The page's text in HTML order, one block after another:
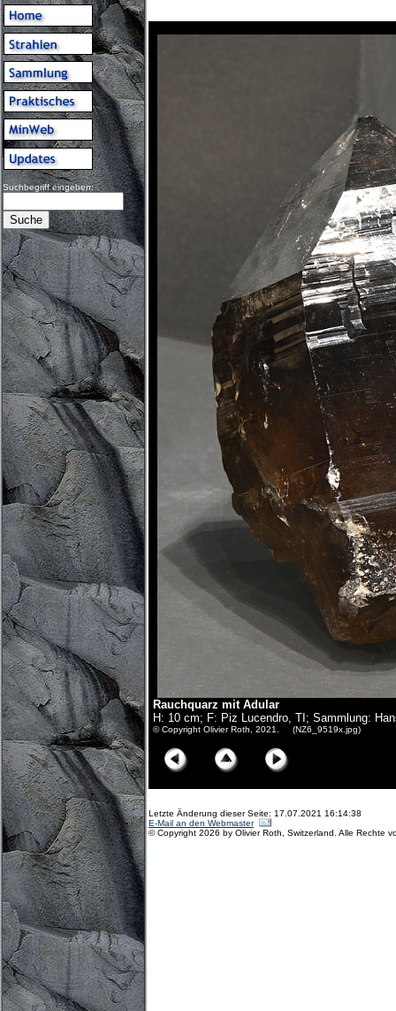
Suchbegriff eingeben:
Rauchquarz mit Adular
H: 10 cm; F: Piz Lucendro, TI; Sammlung:
© Copyright Olivier Roth, 2021. (NZ6_9519x.jpg)
Letzte Änderung dieser Seite: 17.07.2021 16:14:38
E-Mail an den Webmaster
© Copyright 2026 by Olivier Roth, Switzerland. Alle Rechte